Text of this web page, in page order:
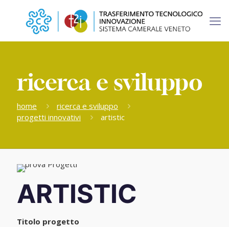
ricerca e sviluppo
home
ricerca e sviluppo
progetti innovativi
artistic
ARTISTIC
Titolo progetto